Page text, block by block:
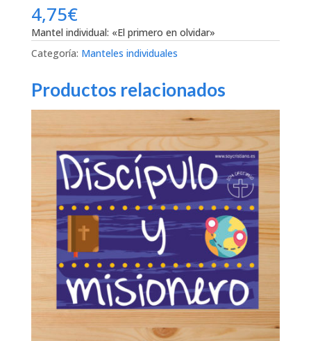
4,75€
Mantel individual: «El primero en olvidar»
Categoría: Manteles individuales
Productos relacionados